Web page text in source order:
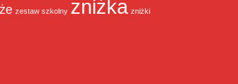
zestaw szkolny zniżka zniżki